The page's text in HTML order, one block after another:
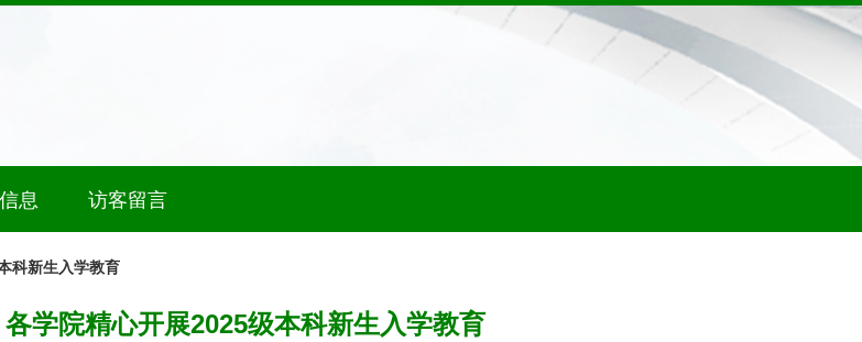
息 访客留言
科新生入学教育
学院精心开展2025级本科新生入学教育